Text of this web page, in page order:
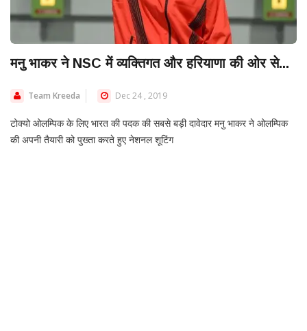
मनु भाकर ने NSC में व्यक्तिगत और हरियाणा की ओर से...
Team Kreeda Dec 24 , 2019
टोक्यो ओलम्पिक के लिए भारत की पदक की सबसे बड़ी दावेदार मनु भाकर ने ओलम्पिक
की अपनी तैयारी को पुख्ता करते हुए नेशनल शूटिंग